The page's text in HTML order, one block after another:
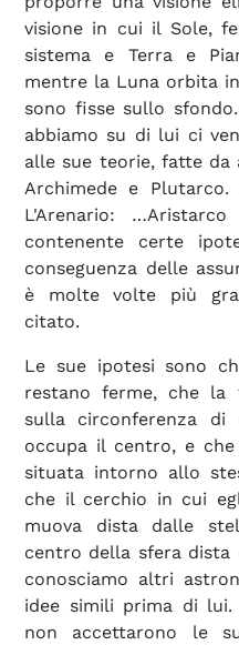
visione in cui il Sole,
sistema e Terra e
mentre la Luna orbita
sono fisse sullo
abbiamo su di lui ci
alle sue teorie, fatte
Archimede e
L'Arenario:
contenente certe
conseguenza delle
è molte volte più
citato.
Le sue ipotesi sono
restano ferme, che
sulla circonferenza
occupa il centro, e
situata intorno allo
che il cerchio in cui
muova dista dalle
centro della sfera dista
conosciamo altri
idee simili prima di
non accettarono le